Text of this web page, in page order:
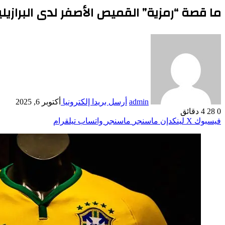
ما قصة “رمزية” القميص الأصفر لدى
admin أرسل بريدا إلكترونيا أكتوبر 6, 2025
0
4 دقائق
فيسبوك ‫X لينكدإن ماسنجر ماسنجر واتساب تيلقرام